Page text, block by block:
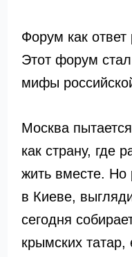
Форум как ответ
Этот форум
мифы
Москва
как страну, где
жить вместе. Но
в Киеве,
сегодня
крымских